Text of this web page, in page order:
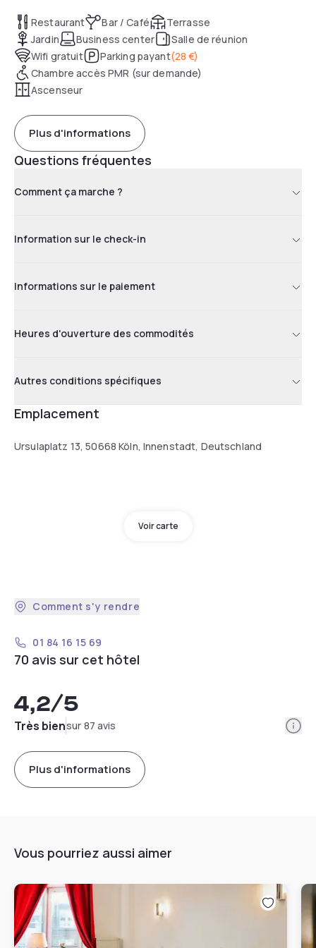
Restaurant Bar / Café
Terrasse
Jardin
Business center
Salle de réunion
Wifi gratuit
Parking payant(28 €)
Chambre accès PMR (sur demande)
Ascenseur
Plus d'informations
Questions fréquentes
Comment ça marche ?
Information sur le check-in
Informations sur le paiement
Heures d'ouverture des commodités
Autres conditions spécifiques
Emplacement
Ursulaplatz 13, 50668 Köln, Innenstadt, Deutschland
Voir carte
Comment s'y rendre
01 84 16 15 69
70 avis sur cet hôtel
4,2/5
Très biensur 87 avis
Plus d'informations
Vous pourriez aussi aimer